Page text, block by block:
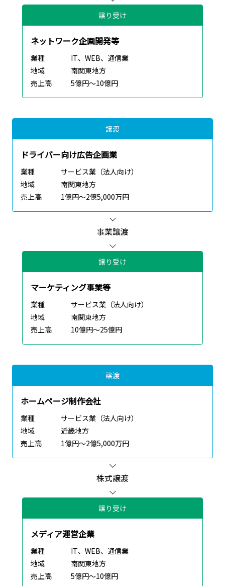
譲り受け
ネットワーク企画開発等
業種
IT、WEB、通信業
地域
南関東地方
売上高
5億円～10億円
譲渡
ドライバー向け広告企画業
業種
サービス業（法人向け）
地域
南関東地方
売上高
1億円～2億5,000万円
事業譲渡
譲り受け
マーケティング事業等
業種
サービス業（法人向け）
地域
南関東地方
売上高
10億円～25億円
譲渡
ホームページ制作会社
業種
サービス業（法人向け）
地域
近畿地方
売上高
1億円～2億5,000万円
株式譲渡
譲り受け
メディア運営企業
業種
IT、WEB、通信業
地域
南関東地方
売上高
5億円～10億円